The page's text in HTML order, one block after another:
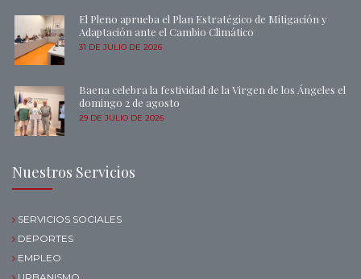
El Pleno aprueba el Plan Estratégico de Mitigación y
Adaptación ante el Cambio Climático
31 DE JULIO DE 2026
Baena celebra la festividad de la Virgen de los Ángeles el
domingo 2 de agosto
29 DE JULIO DE 2026
Nuestros Servicios
SERVICIOS SOCIALES
DEPORTES
EMPLEO